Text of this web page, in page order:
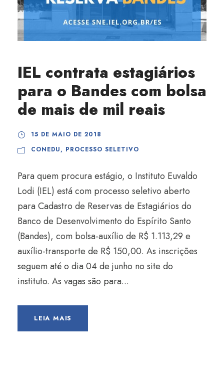
IEL contrata estagiários
para o Bandes com bolsa
de mais de mil reais
15 DE MAIO DE 2018
CONEDU, PROCESSO SELETIVO
Para quem procura estágio, o Instituto Euvaldo
Lodi (IEL) está com processo seletivo aberto
para Cadastro de Reservas de Estagiários do
Banco de Desenvolvimento do Espírito Santo
(Bandes), com bolsa-auxílio de R$ 1.113,29 e
auxílio-transporte de R$ 150,00. As inscrições
seguem até o dia 04 de junho no site do
instituto. As vagas são para...
LEIA MAIS